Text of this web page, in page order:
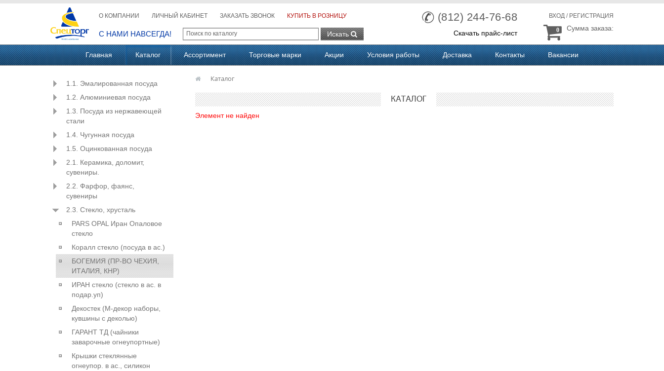
О КОМПАНИИ ЛИЧНЫЙ КАБИНЕТ ЗАКАЗАТЬ ЗВОНОК КУПИТЬ В РОЗНИЦУ
С НАМИ НАВСЕГДА! Искать
(812) 244-76-68
Скачать прайс-лист
ВХОД / РЕГИСТРАЦИЯ
Сумма заказа:
0
Главная Каталог Ассортимент Торговые марки Акции Условия работы Доставка Контакты Вакансии
1.1. Эмалированная посуда
1.2. Алюминиевая посуда
1.3. Посуда из нержавеющей
стали
1.4. Чугунная посуда
1.5. Оцинкованная посуда
2.1. Керамика, доломит,
сувениры.
2.2. Фарфор, фаянс,
сувениры
2.3. Стекло, хрусталь
PARS OPAL Иран Опаловое
стекло
Коралл стекло (посуда в ас.)
БОГЕМИЯ (ПР-ВО ЧЕХИЯ,
ИТАЛИЯ, КНР)
ИРАН стекло (стекло в ас. в
подар.уп)
Декостек (М-декор наборы,
кувшины с деколью)
ГАРАНТ ТД (чайники
заварочные огнеупортные)
Крышки стеклянные
огнеупор. в ас., силикон
Каталог
КАТАЛОГ
Элемент не найден